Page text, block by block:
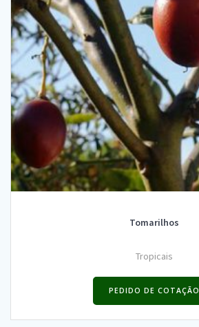
Tomarilhos
Tropicais
PEDIDO DE COTAÇÃO